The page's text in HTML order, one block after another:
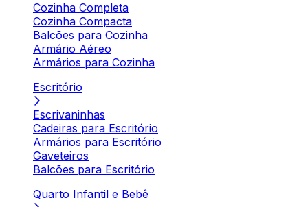
Cozinha Completa
Cozinha Compacta
Balcões para Cozinha
Armário Aéreo
Armários para Cozinha
Escritório
Escrivaninhas
Cadeiras para Escritório
Armários para Escritório
Gaveteiros
Balcões para Escritório
Quarto Infantil e Bebê